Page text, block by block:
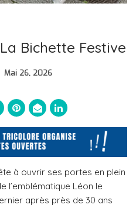
Bichette Festive
Mai 26, 2026
à ouvrir ses portes en plein
l’emblématique Léon le
après près de 30 ans